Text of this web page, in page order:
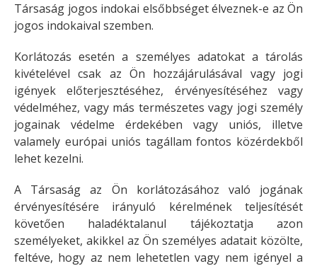
Társaság jogos indokai elsőbbséget élveznek-e az Ön
jogos indokaival szemben.
Korlátozás esetén a személyes adatokat a tárolás
kivételével csak az Ön hozzájárulásával vagy jogi
igények előterjesztéséhez, érvényesítéséhez vagy
védelméhez, vagy más természetes vagy jogi személy
jogainak védelme érdekében vagy uniós, illetve
valamely európai uniós tagállam fontos közérdekből
lehet kezelni.
A Társaság az Ön korlátozásához való jogának
érvényesítésére irányuló kérelmének teljesítését
követően haladéktalanul tájékoztatja azon
személyeket, akikkel az Ön személyes adatait közölte,
feltéve, hogy az nem lehetetlen vagy nem igényel a